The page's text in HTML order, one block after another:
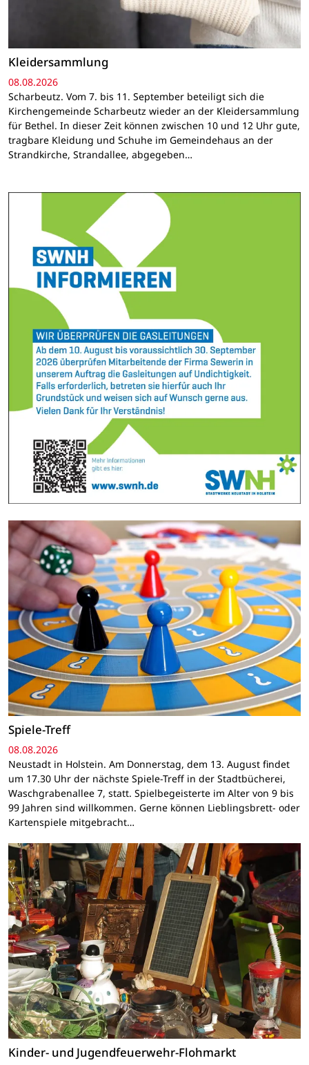
Kleidersammlung
08.08.2026
Scharbeutz. Vom 7. bis 11. September beteiligt sich die
Kirchengemeinde Scharbeutz wieder an der Kleidersammlung
für Bethel. In dieser Zeit können zwischen 10 und 12 Uhr gute,
tragbare Kleidung und Schuhe im Gemeindehaus an der
Strandkirche, Strandallee, abgegeben…
Spiele-Treff
08.08.2026
Neustadt in Holstein. Am Donnerstag, dem 13. August findet
um 17.30 Uhr der nächste Spiele-Treff in der Stadtbücherei,
Waschgrabenallee 7, statt. Spielbegeisterte im Alter von 9 bis
99 Jahren sind willkommen. Gerne können Lieblingsbrett- oder
Kartenspiele mitgebracht…
Kinder- und Jugendfeuerwehr-Flohmarkt